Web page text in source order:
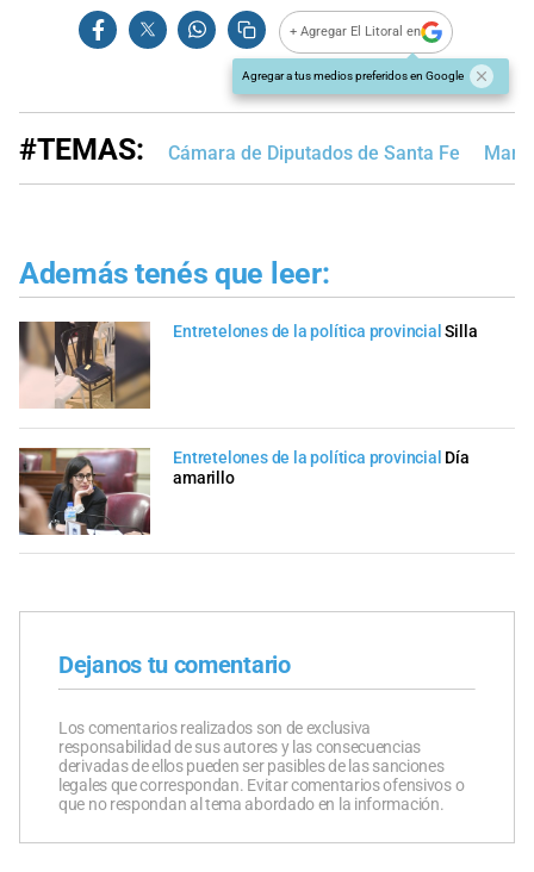
+ Agregar El Litoral en
Agregar a tus medios preferidos en Google
#TEMAS: Cámara de Diputados de Santa Fe
Además tenés que leer:
Entretelones de la política provincial Silla
Entretelones de la política provincial Día
amarillo
Dejanos tu comentario
Los comentarios realizados son de exclusiva
responsabilidad de sus autores y las consecuencias
derivadas de ellos pueden ser pasibles de las sanciones
legales que correspondan. Evitar comentarios ofensivos o
que no respondan al tema abordado en la información.